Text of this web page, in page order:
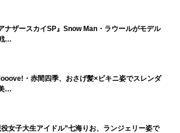
アナザースカイSP』Snow Man・ラウールがモデル
…
・赤間四季、おさげ髪×ビキニ姿でスレンダ
…
役女子大生アイドル”七海りお、ランジェリー姿で